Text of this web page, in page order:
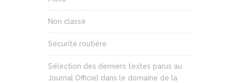
Non classé
Sécurité routière
Sélection des derniers textes parus au
Journal Officiel dans le domaine de la